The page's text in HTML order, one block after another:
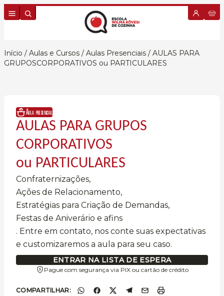
Skip to content
Início / Aulas e Cursos / Aulas Presenciais / AULAS PARA
GRUPOSCORPORATIVOS ou PARTICULARES
Aula presencial
AULAS PARA GRUPOS
CORPORATIVOS
ou PARTICULARES
Confraternizações,
Ações de Relacionamento,
Estratégias para Criação de Demandas,
Festas de Aniverário e afins
. Entre em contato, nos conte suas expectativas
e customizaremos a aula para seu caso.
ENTRAR NA LISTA DE ESPERA
Pague com segurança via PIX ou cartão de crédito
COMPARTILHAR: